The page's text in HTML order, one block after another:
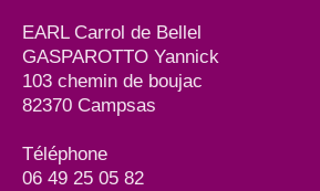
EARL Carrol de Bellel
GASPAROTTO Yannick
103 chemin de boujac
82370 Campsas
Téléphone
06 49 25 05 82